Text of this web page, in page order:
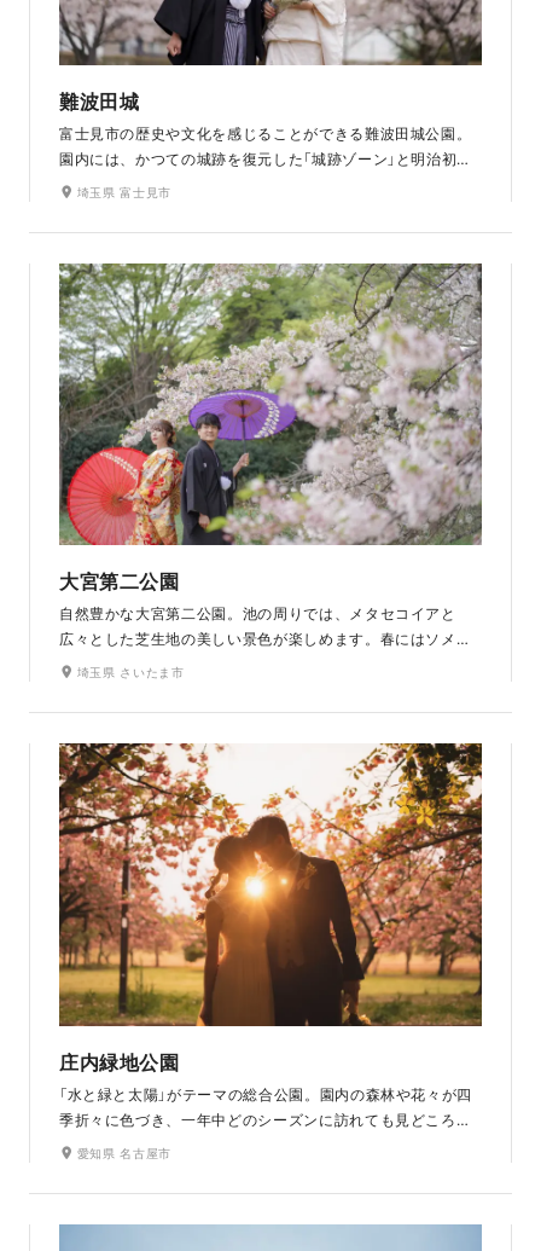
難波田城
富士見市の歴史や文化を感じることができる難波田城公園。
園内には、かつての城跡を復元した「城跡ゾーン」と明治初期
の古民家が軒を連ねる「古民家ゾーン」があり、どこか懐かし
蒲、睡蓮など、四季の彩りあふれる和装にぴったりのロケ地
です。
埼玉県 富士見市
大宮第二公園
自然豊かな大宮第二公園。池の周りでは、メタセコイアと
広々とした芝生地の美しい景色が楽しめます。春にはソメイ
ヨシノを中心に約200本の桜が咲き誇り、お花見の名所とし
ぬ美しさ。どこまでも続く桜並木がこの時期だけの美しさを
写真に添えてくれます。
埼玉県 さいたま市
庄内緑地公園
「水と緑と太陽」がテーマの総合公園。園内の森林や花々が四
季折々に色づき、一年中どのシーズンに訪れても見どころが
ある自然美溢れるフォトスポットです。特に桜シーズンは、
の見事な景色を織りなします。堤防のそばにあり、遮るもの
が少なく広い空を堪能できるのもここならではの楽しみ。青
愛知県 名古屋市